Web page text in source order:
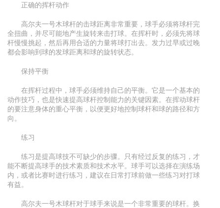
正确的挥杆动作
高尔夫一号木球杆的击球距离非常重要，球手必须将球杆完
全扭曲，并尽可能地产生旋转来击打球。在挥杆时，必须先将球
杆慢慢挑起，然后再用合适的力量将球打出去。发力过早或过晚
都会影响到球的发球距离和球的旋转状态。
保持平衡
在挥杆过程中，球手必须维持自己的平衡。它是一个基本的
动作技巧，也是快速提高球杆控制能力的关键因素。在挥动球杆
的要注意身体的重心平衡，以便更好地控制球杆和球的路径和方
向。
练习
练习是提高球技不可缺少的步骤。只有经过反复的练习，才
能不断提高球手的技术素质和技术水平。球手可以选择在演练场
内，或者比赛时进行练习，建议在日常打球前做一些练习对打球
有益。
高尔夫一号木球杆对于球手来说是一个非常重要的球杆。换